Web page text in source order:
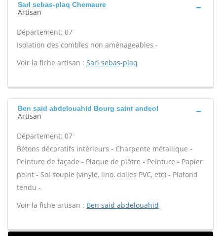
Sarl sebas-plaq Chemaure
Artisan
Département: 07
Isolation des combles non aménageables -
Voir la fiche artisan : Sarl sebas-plaq
Ben said abdelouahid Bourg saint andeol
Artisan
Département: 07
Bétons décoratifs intérieurs - Charpente métallique -
Peinture de façade - Plaque de plâtre - Peinture - Papier
peint - Sol souple (vinyle, lino, dalles PVC, etc) - Plafond
tendu -
Voir la fiche artisan : Ben said abdelouahid